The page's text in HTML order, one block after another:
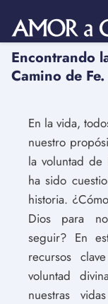
Encontrando
Camino de Fe.
En la vida,
nuestro
la voluntad de
ha sido
historia.
Dios para
seguir? En
recursos
voluntad
nuestras